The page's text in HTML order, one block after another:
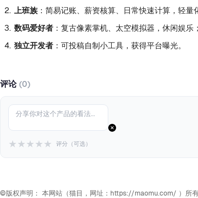
上班族：简易记账、薪资核算、日常快速计算，轻量
数码爱好者：复古像素掌机、太空模拟器，休闲娱乐；
独立开发者：可投稿自制小工具，获得平台曝光。
评论(0)
★★★★★ 评分（可选）
©版权声明： 本网站（猫目，网址：https://maomu.com/ ）所